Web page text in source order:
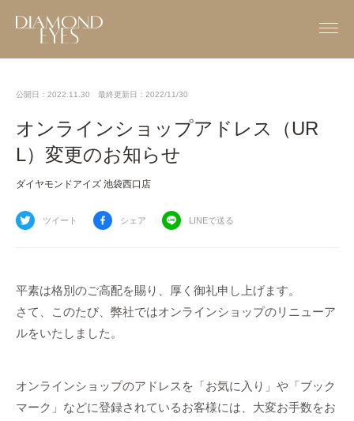
公開日：2022.11.30 最終更新日：2022/11/30
オンラインショップアドレス（UR
L）変更のお知らせ
ダイヤモンドアイズ 池袋西口店
ツイート シェア LINEで送る
平素は格別のご高配を賜り、厚く御礼申し上げます。
さて、このたび、弊社ではオンラインショップのリニューア
ルをいたしました。
オンラインショップのアドレスを「お気に入り」や「ブック
マーク」などに登録されているお客様には、大変お手数をお